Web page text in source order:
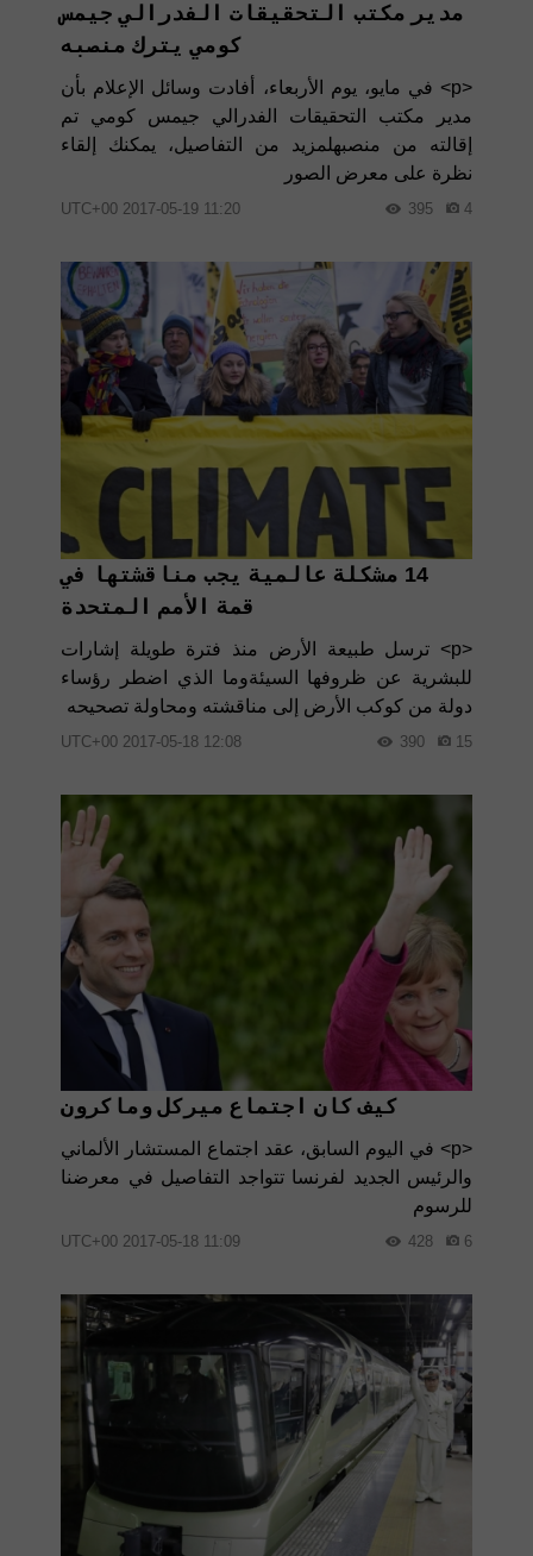
مدير مكتب التحقيقات الفدرالي جيمس
كومي يترك منصبه
<p> في مايو، يوم الأربعاء، أفادت وسائل الإعلام بأن
مدير مكتب التحقيقات الفدرالي جيمس كومي تم
إقالته من منصبهلمزيد من التفاصيل، يمكنك إلقاء
نظرة على معرض الصور
11:20 2017-05-19 UTC+00 4
395
14 مشكلة عالمية يجب مناقشتها في
قمة الأمم المتحدة
<p> ترسل طبيعة الأرض منذ فترة طويلة إشارات
للبشرية عن ظروفها السيئةوما الذي اضطر رؤساء
دولة من كوكب الأرض إلى مناقشته ومحاولة تصحيحه
12:08 2017-05-18 UTC+00 15
390
كيف كان اجتماع ميركل وماكرون
<p> في اليوم السابق، عقد اجتماع المستشار الألماني
والرئيس الجديد لفرنسا تتواجد التفاصيل في معرضنا
للرسوم
11:09 2017-05-18 UTC+00 6
428